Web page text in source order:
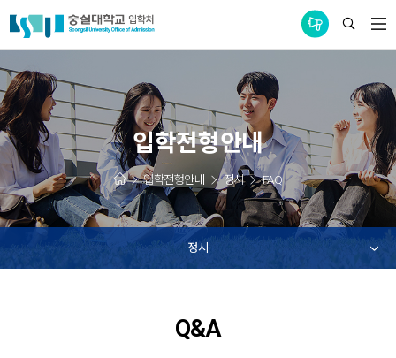
통합공지사항
입학전형안내
입학전형안내 정시 FAQ
정시
Q&A